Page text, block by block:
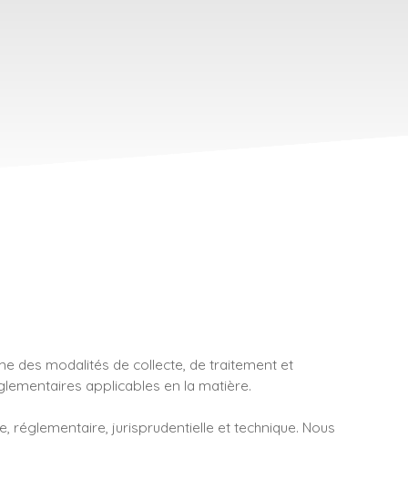
des modalités de collecte, de traitement et
applicables en la matière.
jurisprudentielle et technique. Nous